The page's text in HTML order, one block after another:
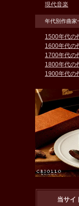
現代音楽
年代別作曲家
1500年代の
1600年代の
1700年代の
1800年代の
1900年代の
当サイ